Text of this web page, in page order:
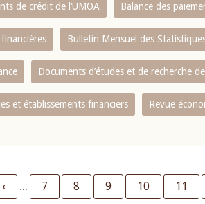
de crédit de l‘UMOA Balance des
Bulletin Mensuel des
Documents d’études et de recherche
et établissements financiers Revue
Previous
‹ … Page
7 Page
8 Page
9 Page
10 Page
11